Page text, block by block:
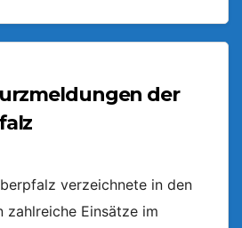
der
verzeichnete in den
zahlreiche Einsätze im